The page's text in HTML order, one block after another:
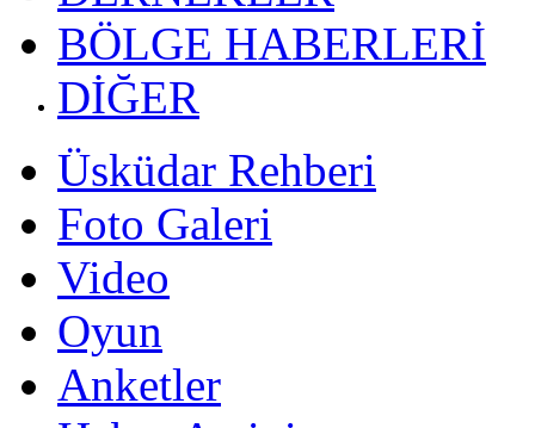
BÖLGE HABERLERİ
DİĞER
Üsküdar Rehberi
Foto Galeri
Video
Oyun
Anketler